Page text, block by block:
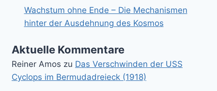
Wachstum ohne Ende – Die Mechanismen
hinter der Ausdehnung des Kosmos
Aktuelle Kommentare
Reiner Amos zu Das Verschwinden der USS
Cyclops im Bermudadreieck (1918)